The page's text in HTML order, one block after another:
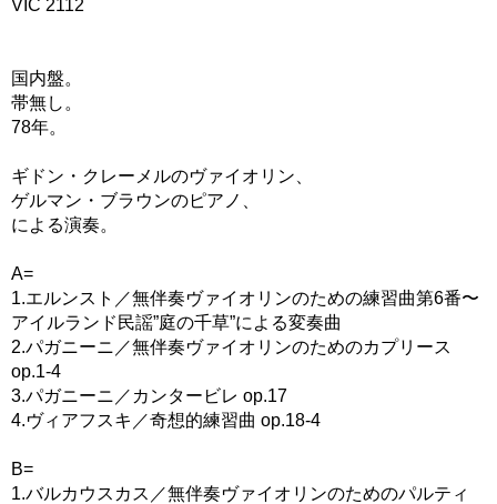
VIC 2112
国内盤。
帯無し。
78年。
ギドン・クレーメルのヴァイオリン、
ゲルマン・ブラウンのピアノ、
による演奏。
A=
1.エルンスト／無伴奏ヴァイオリンのための練習曲第6番〜
アイルランド民謡”庭の千草”による変奏曲
2.パガニーニ／無伴奏ヴァイオリンのためのカプリース
op.1-4
3.パガニーニ／カンタービレ op.17
4.ヴィアフスキ／奇想的練習曲 op.18-4
B=
1.バルカウスカス／無伴奏ヴァイオリンのためのパルティ